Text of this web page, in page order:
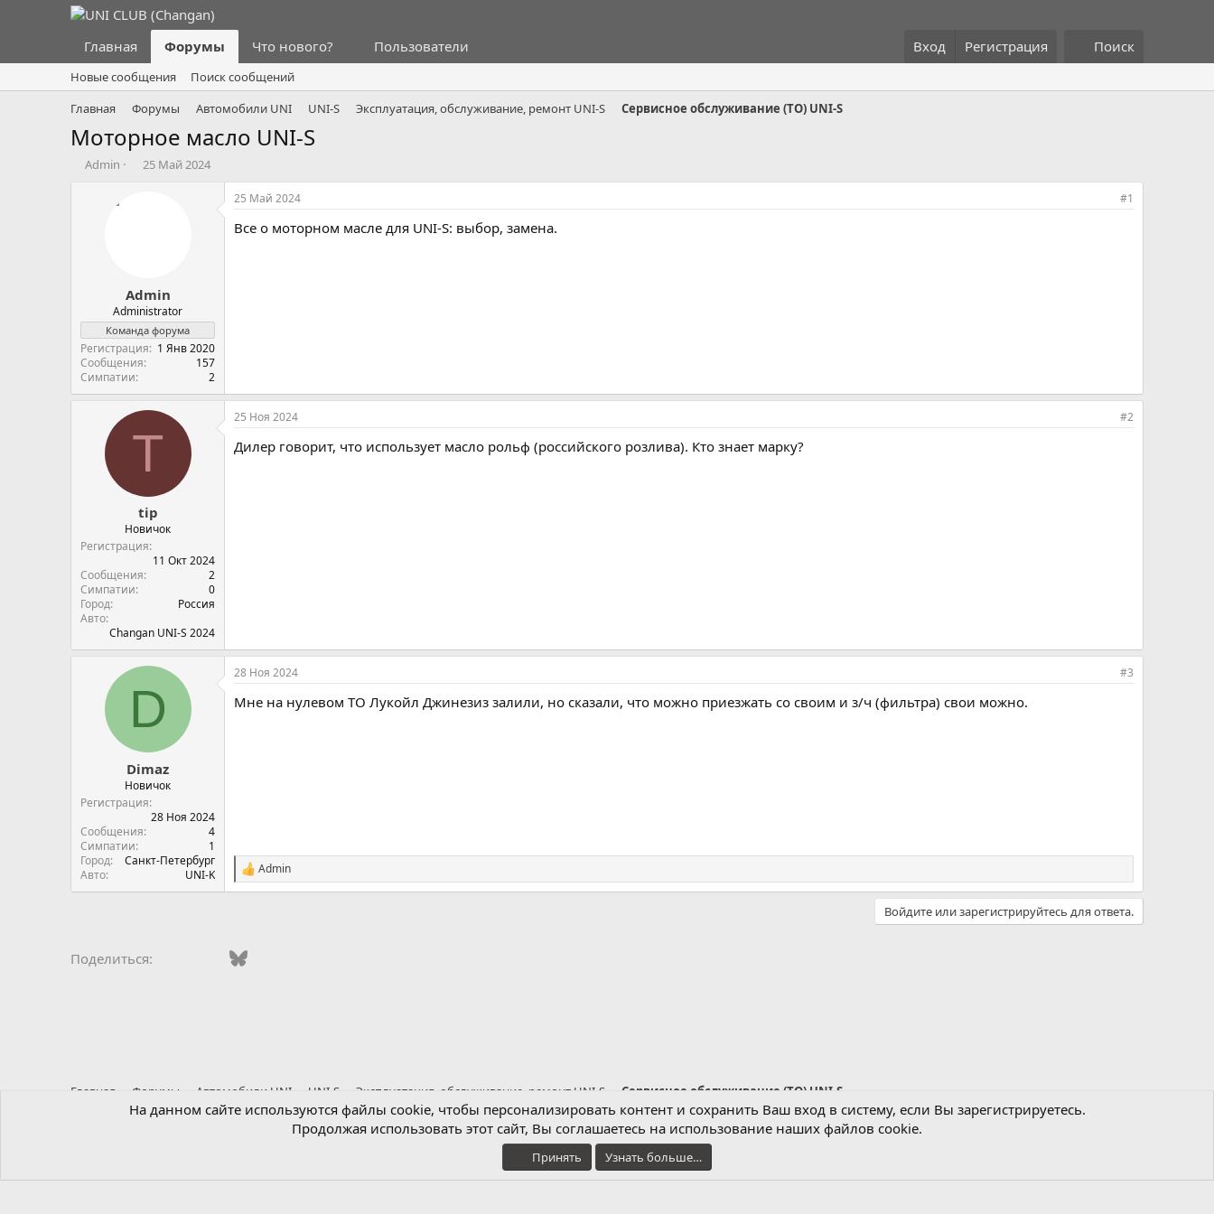
Главная Форумы Что нового? Пользователи Вход Регистрация Поиск
Новые сообщения
Поиск сообщений
Главная
Форумы Автомобили UNI UNI-S Эксплуатация, обслуживание, ремонт UNI-S Сервисное обслуживание (ТО) UNI-S
Моторное масло UNI-S
А
Admin
Д
л
а
25 Май 2024
Admin
Administrator
Команда форума
Регистрация
1 Янв 2020
Сообщения
157
Симпатии
2
25 Май 2024 #1
Все о моторном масле для UNI-S: выбор, замена.
T
tip
Новичок
Регистрация
11 Окт 2024
Сообщения
2
Симпатии
0
Город
Россия
Авто
Changan UNI-S 2024
25 Ноя 2024 #2
Дилер говорит, что использует масло рольф (российского розлива). Кто знает марку?
D
Dimaz
Новичок
Регистрация
28 Ноя 2024
Сообщения
4
Симпатии
1
Город
Санкт-Петербург
Авто
UNI-K
28 Ноя 2024 #3
Мне на нулевом ТО Лукойл Джинезиз залили, но сказали, что можно приезжать со своим и з/ч (фильтра) свои можно.
С
и
и
Admin
Войдите или зарегистрируйтесь для ответа.
Поделиться: Vkontakte
FacebookBluesky
Главная Форумы Автомобили UNI UNI-S Эксплуатация, обслуживание, ремонт UNI-S Сервисное обслуживание (ТО) UNI-S
Обратная связь Условия и правила Политика конфиденциальности
На данном сайте используются файлы cookie, чтобы персонализировать контент и сохранить Ваш вход в систему, если Вы зарегистрируетесь.
Продолжая использовать этот сайт, Вы соглашаетесь на использование наших файлов cookie.
Принять Узнать больше…